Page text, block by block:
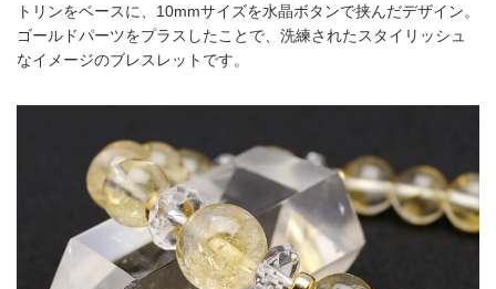
トリンをベースに、10mmサイズを水晶ボタンで挟んだデザイン。
ゴールドパーツをプラスしたことで、洗練されたスタイリッシュ
なイメージのブレスレットです。